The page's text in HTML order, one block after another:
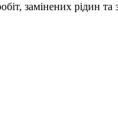
замінених рідин та